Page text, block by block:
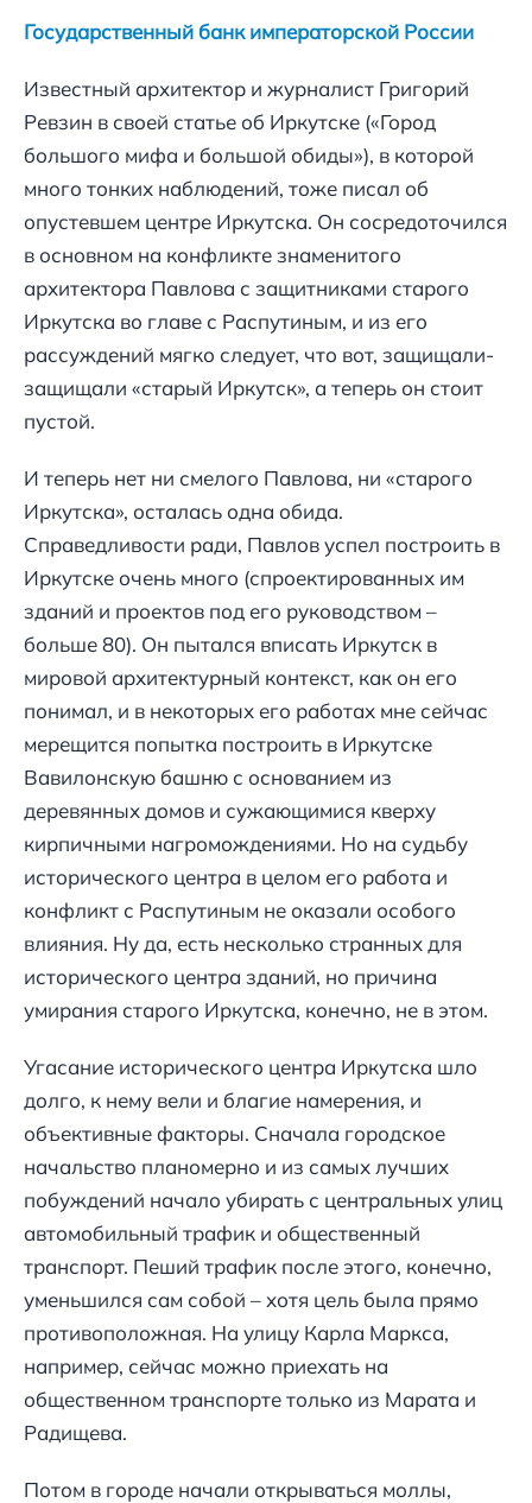
Государственный банк императорской России
Известный архитектор и журналист Григорий
Ревзин в своей статье об Иркутске («Город
большого мифа и большой обиды»), в которой
много тонких наблюдений, тоже писал об
опустевшем центре Иркутска. Он сосредоточился
в основном на конфликте знаменитого
архитектора Павлова с защитниками старого
Иркутска во главе с Распутиным, и из его
рассуждений мягко следует, что вот, защищали-
защищали «старый Иркутск», а теперь он стоит
пустой.
И теперь нет ни смелого Павлова, ни «старого
Иркутска», осталась одна обида.
Справедливости ради, Павлов успел построить в
Иркутске очень много (спроектированных им
зданий и проектов под его руководством –
больше 80). Он пытался вписать Иркутск в
мировой архитектурный контекст, как он его
понимал, и в некоторых его работах мне сейчас
мерещится попытка построить в Иркутске
Вавилонскую башню с основанием из
деревянных домов и сужающимися кверху
кирпичными нагромождениями. Но на судьбу
исторического центра в целом его работа и
конфликт с Распутиным не оказали особого
влияния. Ну да, есть несколько странных для
исторического центра зданий, но причина
умирания старого Иркутска, конечно, не в этом.
Угасание исторического центра Иркутска шло
долго, к нему вели и благие намерения, и
объективные факторы. Сначала городское
начальство планомерно и из самых лучших
побуждений начало убирать с центральных улиц
автомобильный трафик и общественный
транспорт. Пеший трафик после этого, конечно,
уменьшился сам собой – хотя цель была прямо
противоположная. На улицу Карла Маркса,
например, сейчас можно приехать на
общественном транспорте только из Марата и
Радищева.
Потом в городе начали открываться моллы,